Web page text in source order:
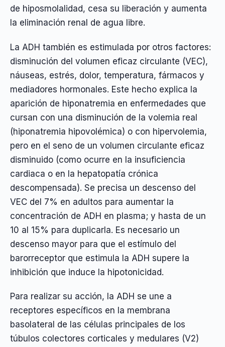
de hiposmolalidad, cesa su liberación y aumenta
la eliminación renal de agua libre.
La ADH también es estimulada por otros factores:
disminución del volumen eficaz circulante (VEC),
náuseas, estrés, dolor, temperatura, fármacos y
mediadores hormonales. Este hecho explica la
aparición de hiponatremia en enfermedades que
cursan con una disminución de la volemia real
(hiponatremia hipovolémica) o con hipervolemia,
pero en el seno de un volumen circulante eficaz
disminuido (como ocurre en la insuficiencia
cardiaca o en la hepatopatía crónica
descompensada). Se precisa un descenso del
VEC del 7% en adultos para aumentar la
concentración de ADH en plasma; y hasta de un
10 al 15% para duplicarla. Es necesario un
descenso mayor para que el estímulo del
barorreceptor que estimula la ADH supere la
inhibición que induce la hipotonicidad.
Para realizar su acción, la ADH se une a
receptores específicos en la membrana
basolateral de las células principales de los
túbulos colectores corticales y medulares (V2)